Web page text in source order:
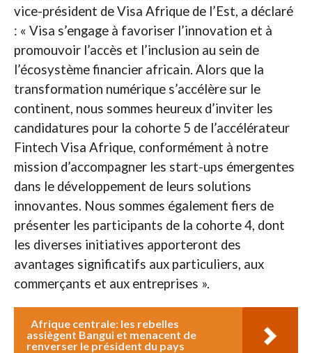
vice-président de Visa Afrique de l’Est, a déclaré
: « Visa s’engage à favoriser l’innovation et à
promouvoir l’accès et l’inclusion au sein de
l’écosystème financier africain. Alors que la
transformation numérique s’accélère sur le
continent, nous sommes heureux d’inviter les
candidatures pour la cohorte 5 de l’accélérateur
Fintech Visa Afrique, conformément à notre
mission d’accompagner les start-ups émergentes
dans le développement de leurs solutions
innovantes. Nous sommes également fiers de
présenter les participants de la cohorte 4, dont
les diverses initiatives apporteront des
avantages significatifs aux particuliers, aux
commerçants et aux entreprises ».
Afrique centrale: les rebelles
assiègent Bangui et menacent de
renverser le président du pays